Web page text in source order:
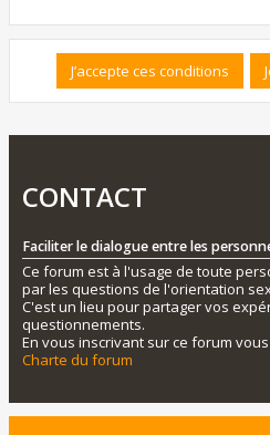
CONTACT
Faciliter le dialogue entre les
Ce forum est à l'usage de toute
par les questions de l'orientation
C'est un lieu pour partager vos
questionnements.
En vous inscrivant sur ce forum
Charte du forum